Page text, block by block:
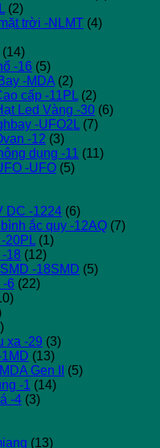
(2)
trời -NLMT (4)
(14)
-16 (5)
-MDA (2)
cấp -11PL (2)
Led Vàng -30 (6)
-UFO2L (7)
-12 (3)
dụng -11 (11)
-UFO (5)
DC -1224 (6)
ắc quy -12AQ (7)
20PL (1)
18 (12)
-18SMD (5)
6 (22)
xa -29 (3)
(13)
Gen II
(5)
-1 (14)
-4 (3)
(13)